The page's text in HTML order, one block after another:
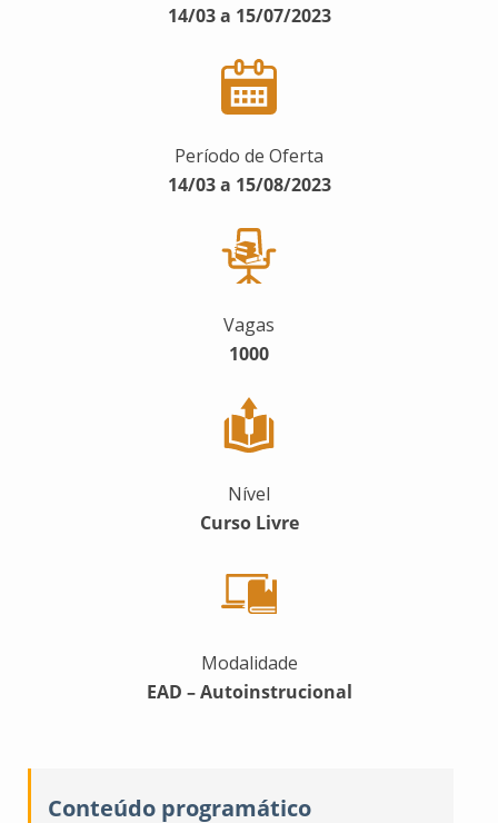
14/03 a 15/07/2023
Período de Oferta
14/03 a 15/08/2023
Vagas
1000
Nível
Curso Livre
Modalidade
EAD – Autoinstrucional
Conteúdo programático